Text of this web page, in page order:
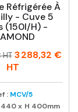
Réfrigérée À
- Cuve 5
(150l/h) -
HT 3 288,32 €
HT
: MCV/5
440 x H 400mm